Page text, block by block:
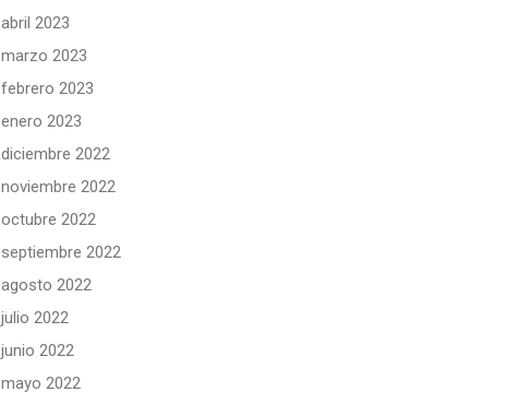
abril 2023
marzo 2023
febrero 2023
enero 2023
diciembre 2022
noviembre 2022
octubre 2022
septiembre 2022
agosto 2022
julio 2022
junio 2022
mayo 2022